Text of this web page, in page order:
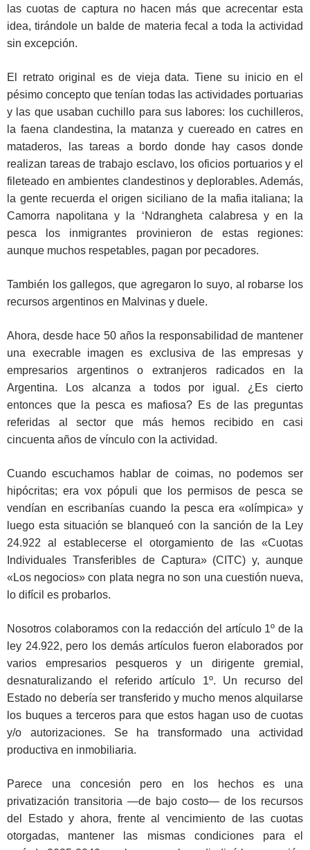
las cuotas de captura no hacen más que acrecentar esta
idea, tirándole un balde de materia fecal a toda la actividad
sin excepción.
El retrato original es de vieja data. Tiene su inicio en el
pésimo concepto que tenían todas las actividades portuarias
y las que usaban cuchillo para sus labores: los cuchilleros,
la faena clandestina, la matanza y cuereado en catres en
mataderos, las tareas a bordo donde hay casos donde
realizan tareas de trabajo esclavo, los oficios portuarios y el
fileteado en ambientes clandestinos y deplorables. Además,
la gente recuerda el origen siciliano de la mafia italiana; la
Camorra napolitana y la ‘Ndrangheta calabresa y en la
pesca los inmigrantes provinieron de estas regiones:
aunque muchos respetables, pagan por pecadores.
También los gallegos, que agregaron lo suyo, al robarse los
recursos argentinos en Malvinas y duele.
Ahora, desde hace 50 años la responsabilidad de mantener
una execrable imagen es exclusiva de las empresas y
empresarios argentinos o extranjeros radicados en la
Argentina. Los alcanza a todos por igual. ¿Es cierto
entonces que la pesca es mafiosa? Es de las preguntas
referidas al sector que más hemos recibido en casi
cincuenta años de vínculo con la actividad.
Cuando escuchamos hablar de coimas, no podemos ser
hipócritas; era vox pópuli que los permisos de pesca se
vendían en escribanías cuando la pesca era «olímpica» y
luego esta situación se blanqueó con la sanción de la Ley
24.922 al establecerse el otorgamiento de las «Cuotas
Individuales Transferibles de Captura» (CITC) y, aunque
«Los negocios» con plata negra no son una cuestión nueva,
lo difícil es probarlos.
Nosotros colaboramos con la redacción del artículo 1º de la
ley 24.922, pero los demás artículos fueron elaborados por
varios empresarios pesqueros y un dirigente gremial,
desnaturalizando el referido artículo 1º. Un recurso del
Estado no debería ser transferido y mucho menos alquilarse
los buques a terceros para que estos hagan uso de cuotas
y/o autorizaciones. Se ha transformado una actividad
productiva en inmobiliaria.
Parece una concesión pero en los hechos es una
privatización transitoria ―de bajo costo― de los recursos
del Estado y ahora, frente al vencimiento de las cuotas
otorgadas, mantener las mismas condiciones para el